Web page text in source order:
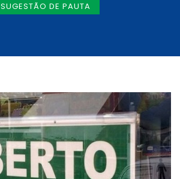
SUGESTÃO DE PAUTA